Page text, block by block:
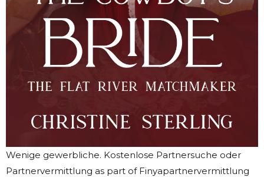
Wenige gewerbliche. Kostenlose Partnersuche oder
Partnervermittlung as part of Finyapartnervermittlung